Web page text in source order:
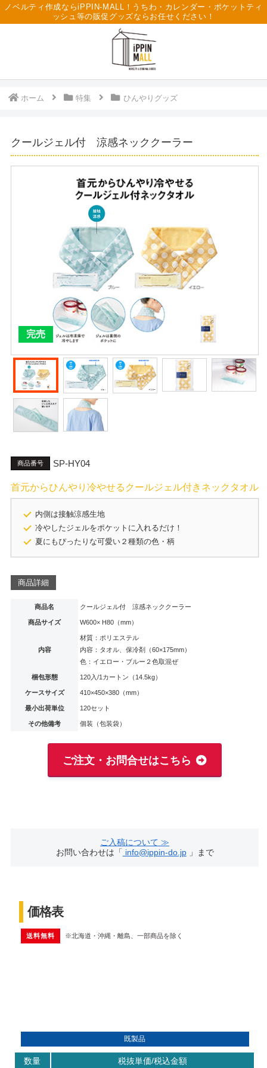
ノベルティ作成ならiPPIN-MALL！うちわ・カレンダー・ポケットティ
ッシュ等の販促グッズならお任せください！
ホーム 特集 ひんやりグッズ
クールジェル付 涼感ネッククーラー
完売
商品番号 SP-HY04
首元からひんやり冷やせるクールジェル付きネックタオル
内側は接触涼感生地
冷やしたジェルをポケットに入れるだけ！
夏にもぴったりな可愛い２種類の色・柄
商品詳細
商品名 クールジェル付 涼感ネッククーラー
商品サイズ W600× H80（mm）
内容
材質：ポリエステル
内容：タオル、保冷剤（60×175mm）
色：イエロー・ブルー２色取混ぜ
梱包形態 120入/1カートン（14.5kg）
ケースサイズ 410×450×380（mm）
最小出荷単位 120セット
その他備考 個装（包装袋）
ご注文・お問合せはこちら
ご入稿について ≫
お問い合わせは「
info@ippin-do.jp」まで
価格表
送料無料 ※北海道・沖縄・離島、一部商品を除く
既製品
数量 税抜単価/税込金額